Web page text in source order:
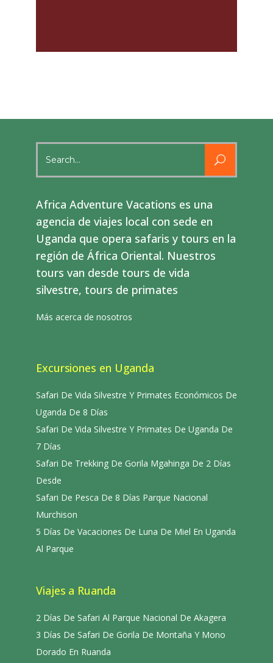
for:
Africa Adventure Vacations es una
agencia de viajes local con sede en
Uganda que opera safaris y tours en la
región de África Oriental. Nuestros
tours van desde tours de vida
silvestre, tours de primates
Más acerca de nosotros
Excursiones en Uganda
Safari De Vida Silvestre Y Primates Económicos De
Uganda De 8 Días
Safari De Vida Silvestre Y Primates De Uganda De
7 Días
Safari De Trekking De Gorila Mgahinga De 2 Días
Desde
Safari De Pesca De 8 Días Parque Nacional
Murchison
5 Días De Vacaciones De Luna De Miel En Uganda
Al Parque
Viajes a Ruanda
2 Días De Safari Al Parque Nacional De Akagera
3 Días De Safari De Gorila De Montaña Y Mono
Dorado En Ruanda